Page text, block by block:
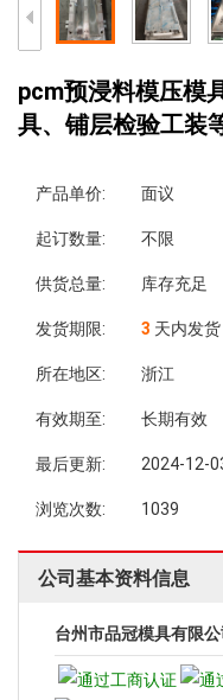
pcm预浸料模压模
具、铺层检验工装
产品单价: 面议
起订数量: 不限
供货总量: 库存充足
发货期限: 3 天内发货
所在地区: 浙江
有效期至: 长期有效
最后更新: 2024-12-
浏览次数: 1039
公司基本资料信息
台州市品冠模具有限公